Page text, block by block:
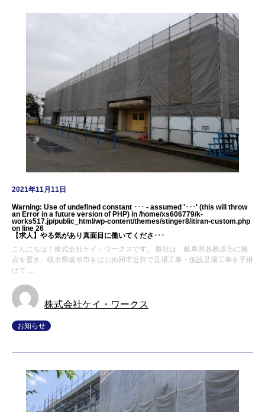
2021年11月11日
Warning: Use of undefined constant ･･･ - assumed '･･･' (this will throw
an Error in a future version of PHP) in /home/xs606779/k-
works517.jp/public_html/wp-content/themes/stinger8/itiran-custom.php
on line 26
【求人】やる気があり真面目に働いてくださ･･･
こんにちは！株式会社ケイ・ワークスです。 弊社は、岐阜県各務原市に拠
点を置き、岐阜県岐阜市をはじめ同市近郊で足場工事・仮設足場工事を手掛
けて …
株式会社ケイ・ワークス
お知らせ